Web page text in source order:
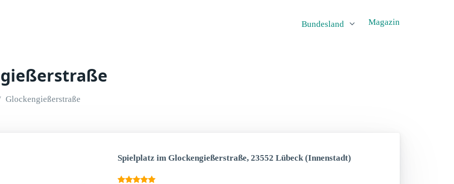
Bundesland Magazin
Glockengießerstraße
Spielplatz im Glockengießerstraße, 23552 Lübeck (Innenstadt)